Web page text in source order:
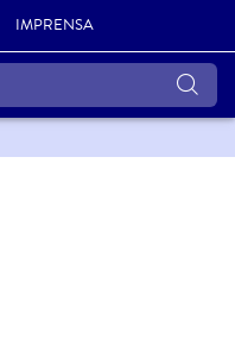
IMPRENSA